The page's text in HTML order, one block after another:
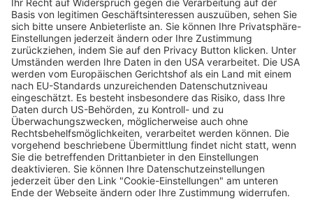
Zwei neue Bürgermeister für Freiburg:
Carolin Jenkner und Roland Meder gewählt
Matthias Joers 04.02.2026